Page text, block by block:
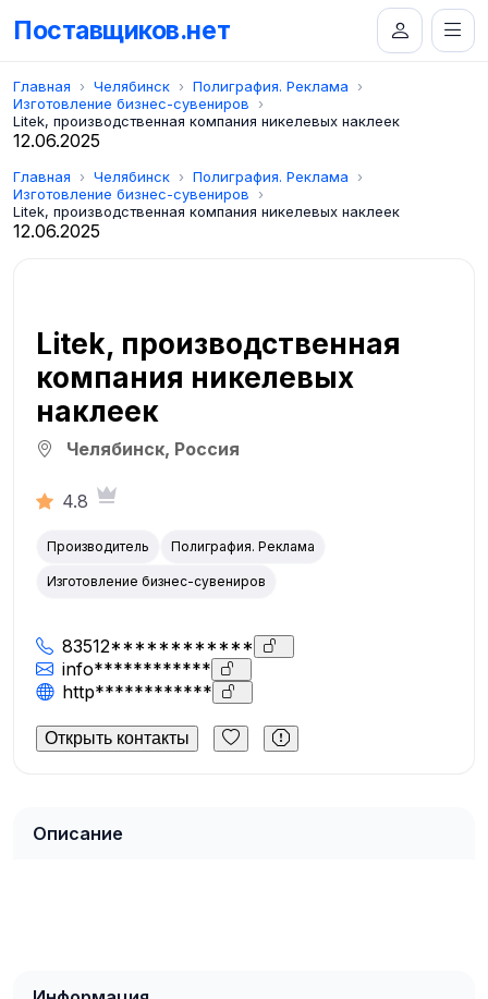
Поставщиков.нет
Главная Челябинск
Полиграфия. Реклама
Изготовление бизнес-сувениров
Litek, производственная компания никелевых наклеек
12.06.2025
Главная Челябинск
Полиграфия. Реклама
Изготовление бизнес-сувениров
Litek, производственная компания никелевых наклеек
12.06.2025
Litek, производственная
компания никелевых
наклеек
Челябинск, Россия
4.8
Производитель Полиграфия. Реклама
Изготовление бизнес-сувениров
83512************
info************
http************
Открыть контакты
Описание